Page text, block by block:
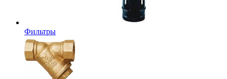
Фильтры